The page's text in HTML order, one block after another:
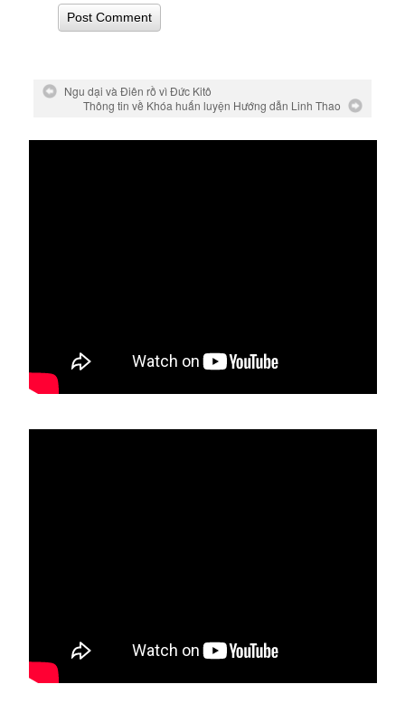
Ngu dại và Điên rồ vì Đức Kitô
Thông tin về Khóa huấn luyện Hướng dẫn Linh Thao